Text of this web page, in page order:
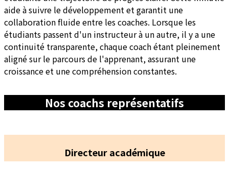
aide à suivre le développement et garantit une
collaboration fluide entre les coaches. Lorsque les
étudiants passent d'un instructeur à un autre, il y a une
continuité transparente, chaque coach étant pleinement
aligné sur le parcours de l'apprenant, assurant une
croissance et une compréhension constantes.
Nos coachs représentatifs
Directeur académique